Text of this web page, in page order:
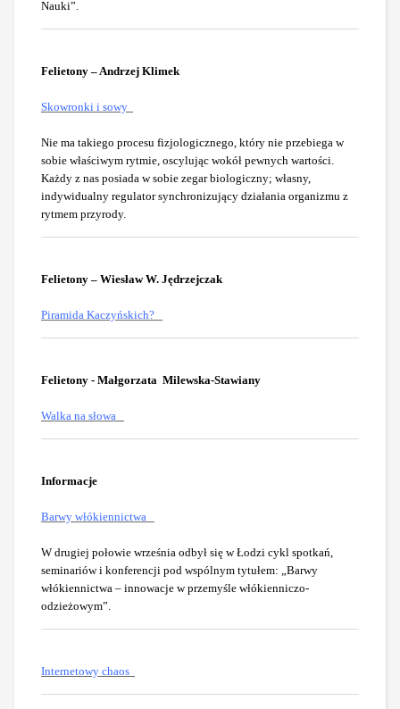
Nauki”.
Felietony – Andrzej Klimek
Skowronki i sowy
Nie ma takiego procesu fizjologicznego, który nie przebiega w
sobie właściwym rytmie, oscylując wokół pewnych wartości.
Każdy z nas posiada w sobie zegar biologiczny; własny,
indywidualny regulator synchronizujący działania organizmu z
rytmem przyrody.
Felietony – Wiesław W. Jędrzejczak
Piramida Kaczyńskich?
Felietony - Małgorzata Milewska-Stawiany
Walka na słowa
Informacje
Barwy włókiennictwa
W drugiej połowie września odbył się w Łodzi cykl spotkań,
seminariów i konferencji pod wspólnym tytułem: „Barwy
włókiennictwa – innowacje w przemyśle włókienniczo-
odzieżowym”.
Internetowy chaos